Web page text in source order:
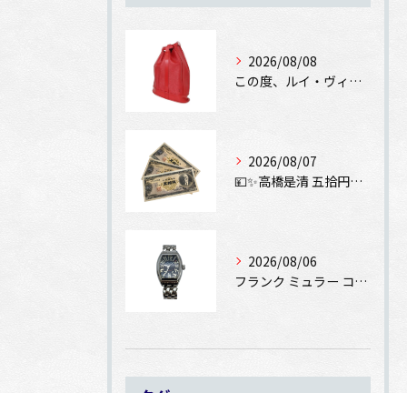
2026/08/08
この度、ルイ・ヴィトン エピ ランドネPMをお買取りさせてい...
2026/08/07
💴✨高橋是清 五拾円紙幣をお買取りさせていただきました✨💴
2026/08/06
フランク ミュラー コンキスタドール SS 8002SCをお...